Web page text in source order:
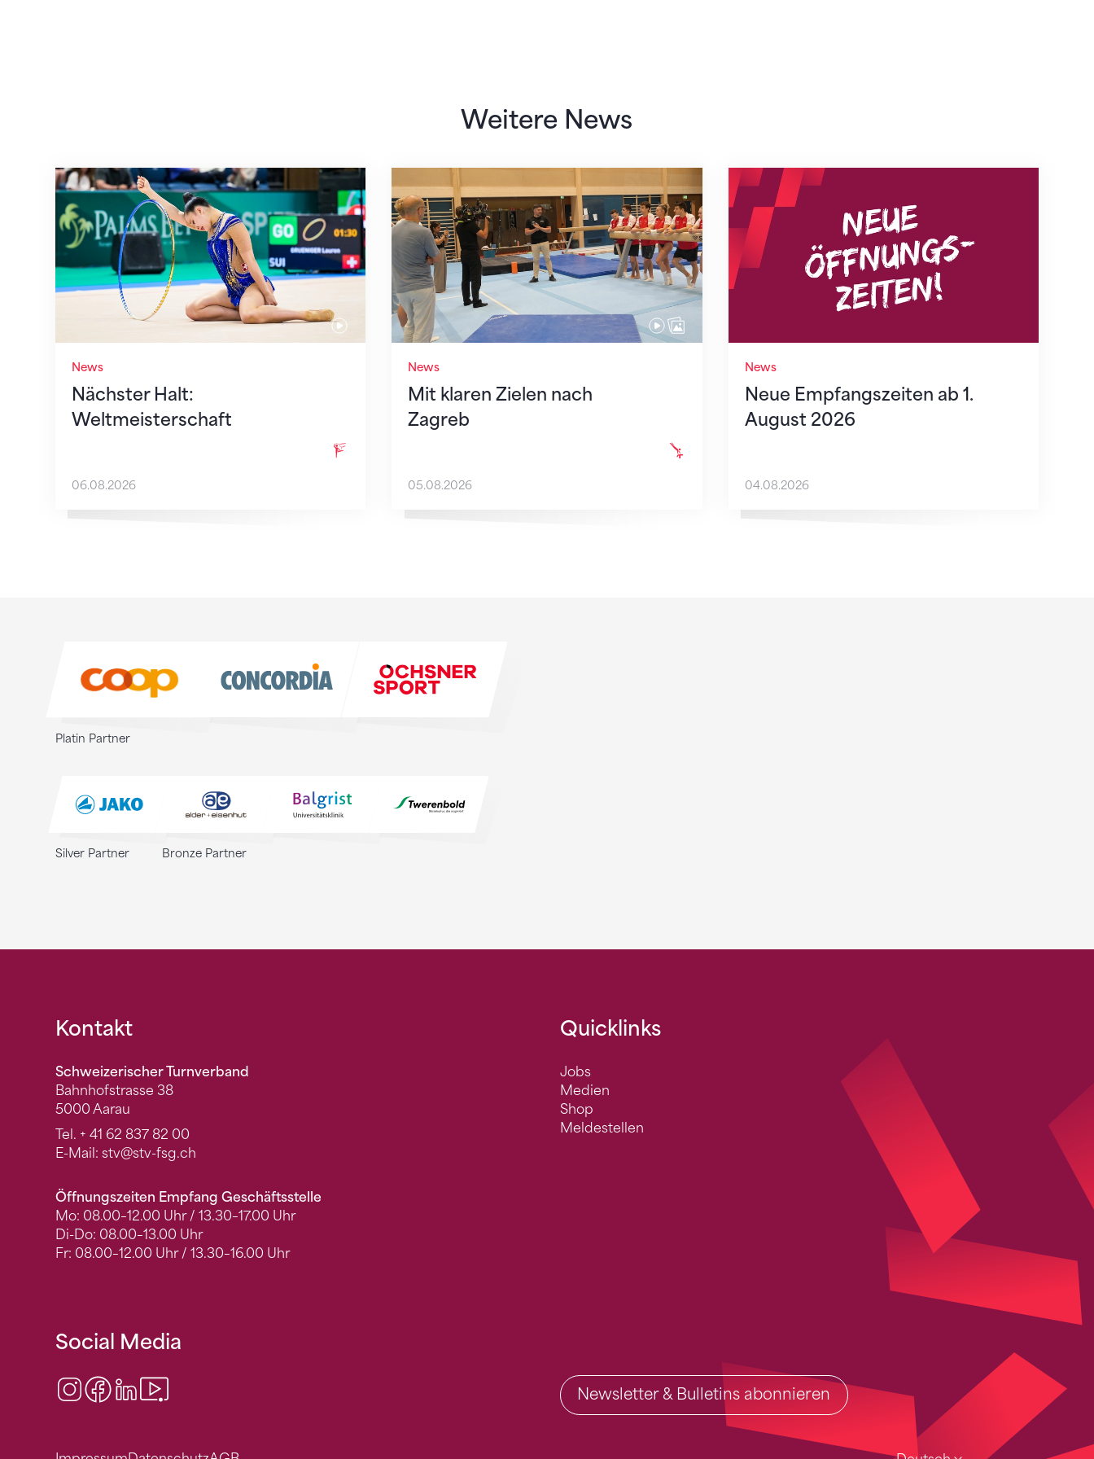
Weitere News
News
Nächster Halt:
Weltmeisterschaft
Nächster Halt: Weltmeisterschaft
06.08.2026
News
Mit klaren Zielen nach
Zagreb
Mit klaren Zielen nach Zagreb
05.08.2026
News
Neue Empfangszeiten ab 1.
August 2026
Neue Empfangszeiten ab 1. August 2026
04.08.2026
Platin Partner
Silver Partner Bronze Partner
Fusszeile
Kontakt
Schweizerischer Turnverband
Bahnhofstrasse 38
5000 Aarau
Tel. + 41 62 837 82 00
E-Mail: stv@stv-fsg.ch
Öffnungszeiten Empfang Geschäftsstelle
Mo: 08.00–12.00 Uhr / 13.30–17.00 Uhr
Di-Do: 08.00–13.00 Uhr
Fr: 08.00–12.00 Uhr / 13.30–16.00 Uhr
Quicklinks
Jobs
Medien
Shop
Meldestellen
Social Media
Instagram
Facebook
LinkedIn Newsletter & Bulletins abonnieren